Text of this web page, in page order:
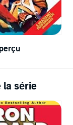
la série